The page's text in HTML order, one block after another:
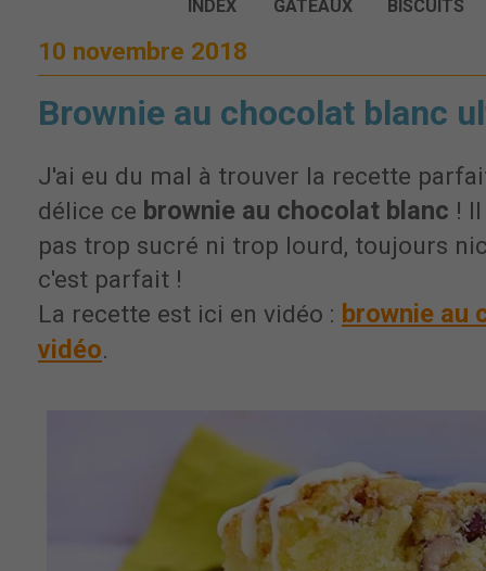
INDEX GÂTEAUX BISCUITS
10 novembre 2018
Brownie au chocolat blanc
J'ai eu du mal à trouver la recette
délice ce brownie au chocolat blanc !
pas trop sucré ni trop lourd, toujours
c'est parfait !
La recette est ici en vidéo : brownie au
vidéo.